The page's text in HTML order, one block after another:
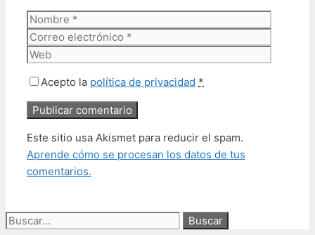
Nombre
Acepto la política de privacidad *
Este sitio usa Akismet para reducir el spam.
Aprende cómo se procesan los datos de tus
comentarios.
Buscar: